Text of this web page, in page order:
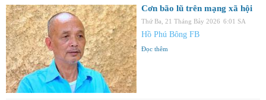
Cơn bão lũ trên mạng xã hội
Thứ Ba, 21 Tháng Bảy 2026 6:01 SA
Hồ Phú Bông FB
Đọc thêm